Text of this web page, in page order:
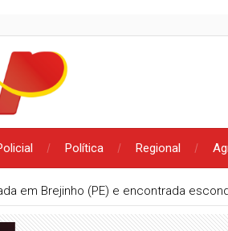
Política Regional
em Brejinho (PE) e encontrada